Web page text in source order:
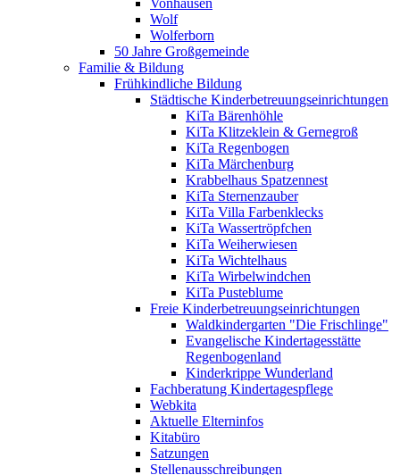
Vonhausen
Wolf
Wolferborn
50 Jahre Großgemeinde
Familie & Bildung
Frühkindliche Bildung
Städtische Kinderbetreuungseinrichtungen
KiTa Bärenhöhle
KiTa Klitzeklein & Gernegroß
KiTa Regenbogen
KiTa Märchenburg
Krabbelhaus Spatzennest
KiTa Sternenzauber
KiTa Villa Farbenklecks
KiTa Wassertröpfchen
KiTa Weiherwiesen
KiTa Wichtelhaus
KiTa Wirbelwindchen
KiTa Pusteblume
Freie Kinderbetreuungseinrichtungen
Waldkindergarten "Die Frischlinge"
Evangelische Kindertagesstätte
Regenbogenland
Kinderkrippe Wunderland
Fachberatung Kindertagespflege
Webkita
Aktuelle Elterninfos
Kitabüro
Satzungen
Stellenausschreibungen